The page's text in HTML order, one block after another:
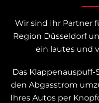
Wir sind Ihr Partner
Region Düsseldorf
ein lautes und
Das
den Abgasstrom
Ihres Autos per